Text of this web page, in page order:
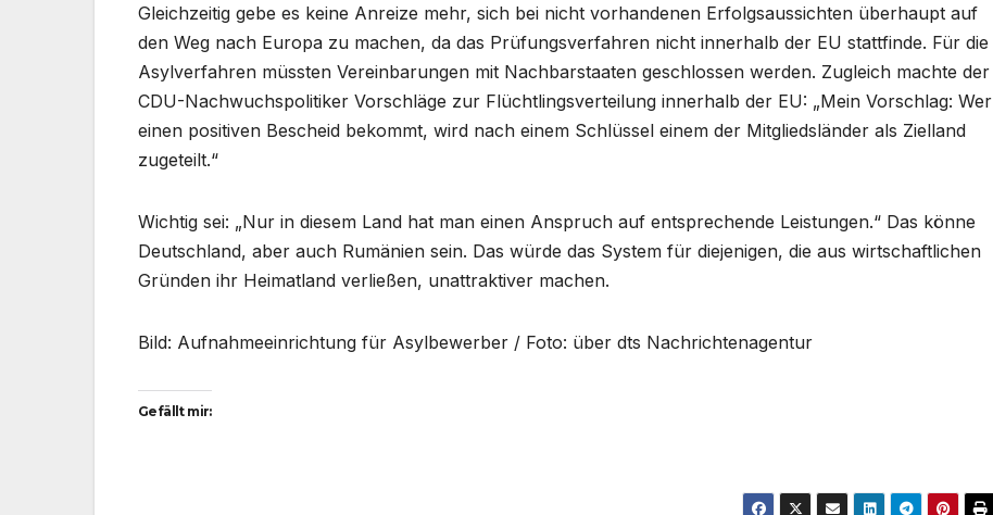
Gleichzeitig gebe es keine Anreize mehr, sich bei nicht vorhandenen Erfolgsaussichten überhaupt auf
den Weg nach Europa zu machen, da das Prüfungsverfahren nicht innerhalb der EU stattfinde. Für die
Asylverfahren müssten Vereinbarungen mit Nachbarstaaten geschlossen werden. Zugleich machte der
CDU-Nachwuchspolitiker Vorschläge zur Flüchtlingsverteilung innerhalb der EU: „Mein Vorschlag: Wer
einen positiven Bescheid bekommt, wird nach einem Schlüssel einem der Mitgliedsländer als Zielland
zugeteilt.“
Wichtig sei: „Nur in diesem Land hat man einen Anspruch auf entsprechende Leistungen.“ Das könne
Deutschland, aber auch Rumänien sein. Das würde das System für diejenigen, die aus wirtschaftlichen
Gründen ihr Heimatland verließen, unattraktiver machen.
Bild: Aufnahmeeinrichtung für Asylbewerber / Foto: über dts Nachrichtenagentur
Gefällt mir: